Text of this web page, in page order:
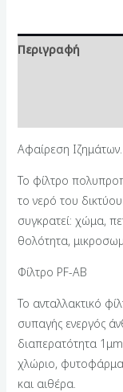
Περιγραφή
Αφαίρεση Ιζημάτων.
Το φίλτρο
το νερό του
συγκρατεί: χώμα,
θολότητα,
Φίλτρο PF-AB
Το ανταλλακτικό
συπαγής ενεργός
διαπερατότητα
χλώριο,
και αιθέρα.